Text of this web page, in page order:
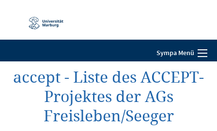
Navigation
Sympa Menü
accept - Liste des ACCEPT-
Projektes der AGs
Freisleben/Seeger